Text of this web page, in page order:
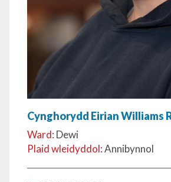
Cynghorydd Eirian Williams
Ward: Dewi
Plaid wleidyddol: Annibynnol